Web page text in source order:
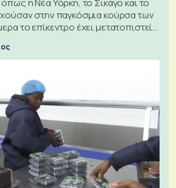
στην παγκόσμια κούρσα των
το επίκεντρο έχει μετατοπιστεί